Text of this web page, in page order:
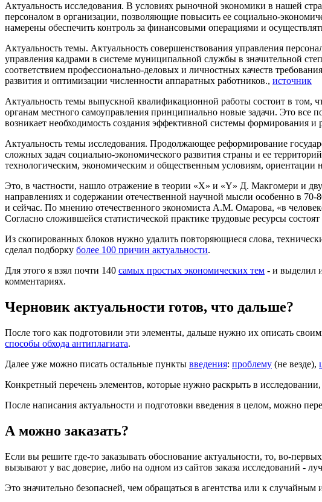
Актуальность исследования. В условиях рыночной экономики в нашей
персоналом в организации, позволяющие повысить ее социально-
намерены обеспечить контроль за финансовыми операциями и
Актуальность темы. Актуальность совершенствования управления
управления кадрами в системе муниципальной службы в значительной
соответствием профессионально-деловых и личностных качеств
развития и оптимизации численности аппаратных работников., источник
Актуальность темы выпускной квалификационной работы состоит в том,
органам местного самоуправления принципиально новые задачи. Это
возникает необходимость создания эффективной системы формирования
Актуальность темы исследования. Продолжающее реформирование
сложных задач социально-экономического развития страны и ее
технологическим, экономическим и общественным условиям, ориентации
Это, в частности, нашло отражение в теории «Х» и «Y» Д. Макгомери и
направлениях и содержании отечественной научной мысли особенно в 70-
и сейчас. По мнению отечественного экономиста А.М. Омарова, «в
Согласно сложившейся статистической практике трудовые ресурсы
Из скопированных блоков нужно удалить повторяющиеся слова,
сделал подборку более 100 причин актуальности.
Для этого я взял почти 140 самых простых экономических тем - и выделил
комментариях.
Черновик актуальности готов, что дальше?
После того как подготовили эти элементы, дальше нужно их описать
способы обхода антиплагиата.
Далее уже можно писать остальные пункты введения: проблему (не везде),
Конкретный перечень элементов, которые нужно раскрыть в
После написания актуальности и подготовки введения в целом, можно
А можно заказать?
Если вы решите где-то заказывать обоснование актуальности, то, во-
вызывают у вас доверие, либо на одном из сайтов заказа исследований -
Это значительно безопасней, чем обращаться в агентства или к случайным